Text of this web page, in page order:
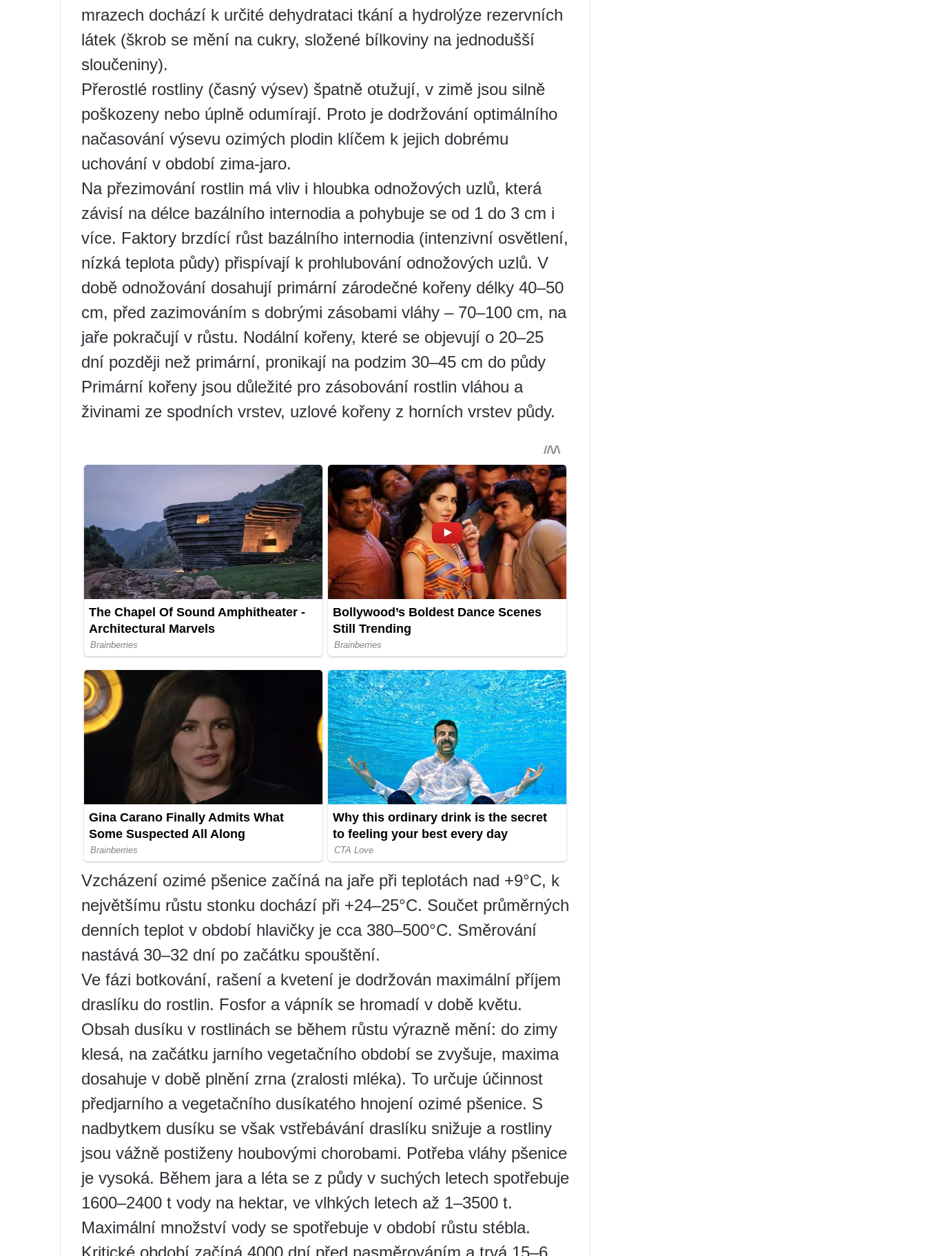
mrazech dochází k určité dehydrataci tkání a hydrolýze rezervních
látek (škrob se mění na cukry, složené bílkoviny na jednodušší
sloučeniny).
Přerostlé rostliny (časný výsev) špatně otužují, v zimě jsou silně
poškozeny nebo úplně odumírají. Proto je dodržování optimálního
načasování výsevu ozimých plodin klíčem k jejich dobrému
uchování v období zima-jaro.
Na přezimování rostlin má vliv i hloubka odnožových uzlů, která
závisí na délce bazálního internodia a pohybuje se od 1 do 3 cm i
více. Faktory brzdící růst bazálního internodia (intenzivní osvětlení,
nízká teplota půdy) přispívají k prohlubování odnožových uzlů. V
době odnožování dosahují primární zárodečné kořeny délky 40–50
cm, před zazimováním s dobrými zásobami vláhy – 70–100 cm, na
jaře pokračují v růstu. Nodální kořeny, které se objevují o 20–25
dní později než primární, pronikají na podzim 30–45 cm do půdy
Primární kořeny jsou důležité pro zásobování rostlin vláhou a
živinami ze spodních vrstev, uzlové kořeny z horních vrstev půdy.
Vzcházení ozimé pšenice začíná na jaře při teplotách nad +9°C, k
největšímu růstu stonku dochází při +24–25°C. Součet průměrných
denních teplot v období hlavičky je cca 380–500°C. Směrování
nastává 30–32 dní po začátku spouštění.
Ve fázi botkování, rašení a kvetení je dodržován maximální příjem
draslíku do rostlin. Fosfor a vápník se hromadí v době květu.
Obsah dusíku v rostlinách se během růstu výrazně mění: do zimy
klesá, na začátku jarního vegetačního období se zvyšuje, maxima
dosahuje v době plnění zrna (zralosti mléka). To určuje účinnost
předjarního a vegetačního dusíkatého hnojení ozimé pšenice. S
nadbytkem dusíku se však vstřebávání draslíku snižuje a rostliny
jsou vážně postiženy houbovými chorobami. Potřeba vláhy pšenice
je vysoká. Během jara a léta se z půdy v suchých letech spotřebuje
1600–2400 t vody na hektar, ve vlhkých letech až 1–3500 t.
Maximální množství vody se spotřebuje v období růstu stébla.